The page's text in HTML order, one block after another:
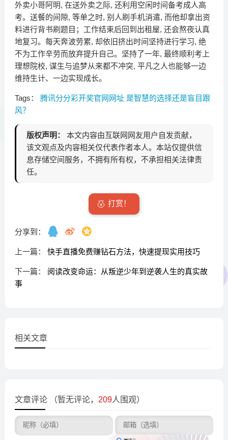
外卖小哥阿明, 在送外卖之际, 还利用空闲时间备考成人高
考。送餐的间隙, 等单之时, 别人刷手机消遣, 而他却拿出资
料进行背书刷题目；工作结束后回到出租屋, 还会熬夜认真
地复习。每天奔波劳累, 却依旧挤出时间坚持进行学习, 绝
不为工作辛劳而放弃提升自己。坚持了一年, 最终顺利考上
理想院校, 谋生与追梦从来都不冲突, 平凡之人也能够一边
维持生计、一边实现成长。
Tags： 腾讯分分彩开奖官网网址 是智慧的选择还是盲目跟
风？
版权声明：
本文内容由互联网网友用户自发贡献，
该文观点及内容相关仅代表作者本人。本站仅提供信
息存储空间服务，不拥有所有权，不承担相关法律责
任。
打赏！
分享到：
上一篇： 快手直播免费赚钻石方法，快速提现实用技巧
下一篇： 阅读改变命运：从叛逆少年到逆袭人生的真实故
事
相关文章
文章评论 （暂无评论， 209人围观）